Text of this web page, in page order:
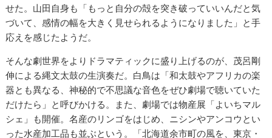
せた。山田自身も「もっと自分の殻を突き破っていいんだと気
づいて、感情の幅を大きく見せられるようになりました」と手
応えを感じたようだ。
そんな劇世界をよりドラマティックに盛り上げるのが、茂呂剛
伸による縄文太鼓の生演奏だ。白鳥は「和太鼓やアフリカの楽
器とも異なる、神秘的で不思議な音色をぜひ劇場で聴いていた
だけたら」と呼びかける。また、劇場では物産展「よいちマル
シェ」も開催。名産のリンゴをはじめ、ニシンやアンコウとい
った水産加工品も並ぶという。「北海道余市町の風を、東京・